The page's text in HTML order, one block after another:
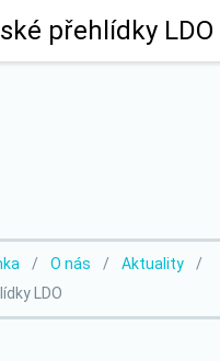
O nás
Aktuality
LDO
přehlídky LDO